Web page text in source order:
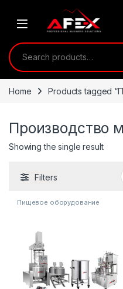
Search for:
Home Products tagged
Производство
Showing the single result
Filters
Пищевое оборудование